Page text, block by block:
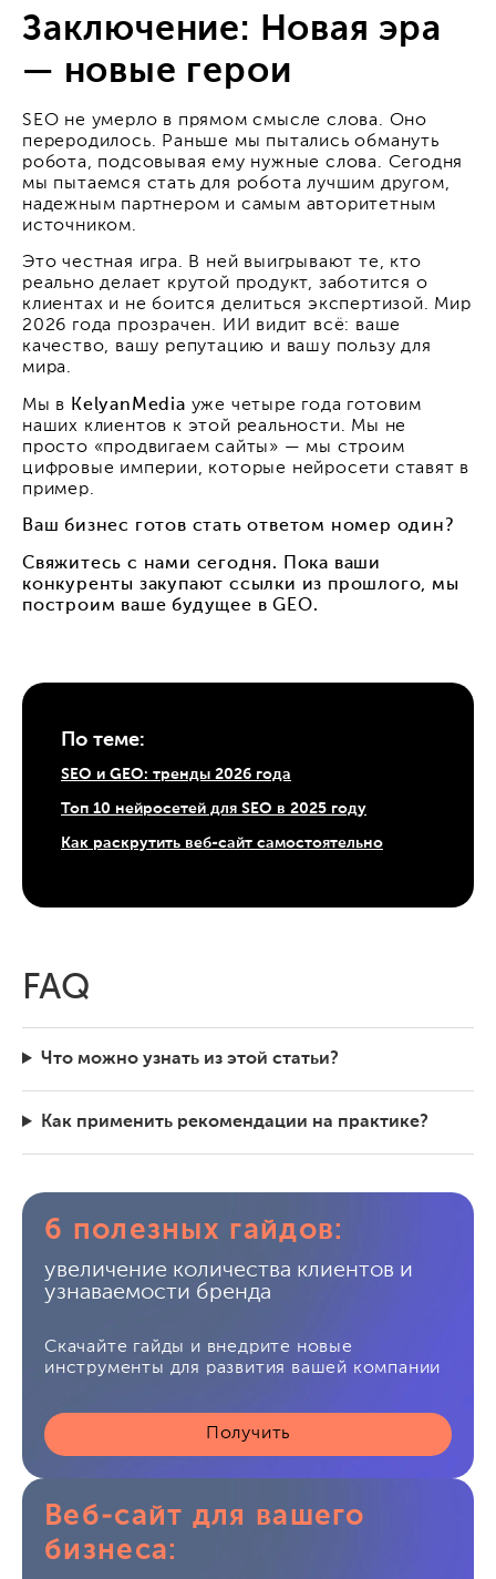
Заключение: Новая эра
— новые герои
SEO не умерло в прямом смысле слова. Оно
переродилось. Раньше мы пытались обмануть
робота, подсовывая ему нужные слова. Сегодня
мы пытаемся стать для робота лучшим другом,
надежным партнером и самым авторитетным
источником.
Это честная игра. В ней выигрывают те, кто
реально делает крутой продукт, заботится о
клиентах и не боится делиться экспертизой. Мир
2026 года прозрачен. ИИ видит всё: ваше
качество, вашу репутацию и вашу пользу для
мира.
Мы в KelyanMedia уже четыре года готовим
наших клиентов к этой реальности. Мы не
просто «продвигаем сайты» — мы строим
цифровые империи, которые нейросети ставят в
пример.
Ваш бизнес готов стать ответом номер один?
Свяжитесь с нами сегодня. Пока ваши
конкуренты закупают ссылки из прошлого, мы
построим ваше будущее в GEO.
По теме:
SEO и GEO: тренды 2026 года
Топ 10 нейросетей для SEO в 2025 году
Как раскрутить веб-сайт самостоятельно
FAQ
Что можно узнать из этой статьи?
Как применить рекомендации на практике?
6 полезных гайдов:
увеличение количества клиентов и
узнаваемости бренда
Скачайте гайды и внедрите новые
инструменты для развития вашей компании
Получить
Веб-сайт для вашего
бизнеса: